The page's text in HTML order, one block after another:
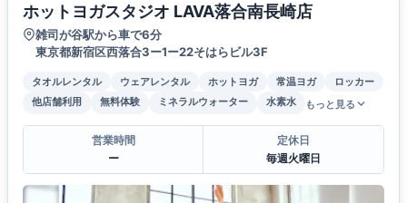
ホットヨガスタジオ LAVA落合南長崎店
雑司が谷駅から車で6分
東京都新宿区西落合3ー1ー22そはらビル3F
タオルレンタル ウェアレンタル ホットヨガ 常温ヨガ
ロッカー
他店舗利用
無料体験 ミネラルウォーター 水素水 もっと見る
営業時間
ー
定休日
毎週火曜日